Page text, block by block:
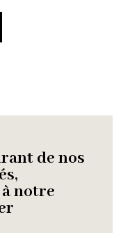
de nos
notre